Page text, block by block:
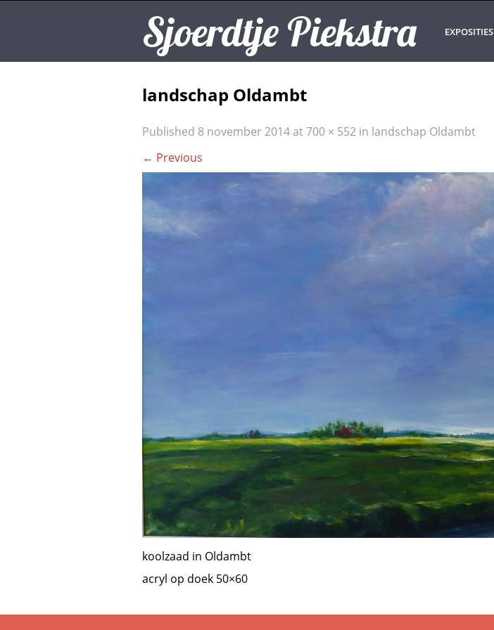
Sjoerdtje Piekstra EXPOSITIES
landschap Oldambt
Published 8 november 2014at700 × 552 in landschap Oldambt
← Previous
koolzaad in Oldambt
acryl op doek 50×60